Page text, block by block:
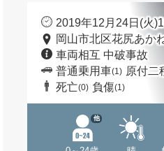
2019年12月24日(火
岡山市北区花尻あか
車両相互 中破事故
普通乗用車(1) 原付二
死亡(0) 負傷(1)
他